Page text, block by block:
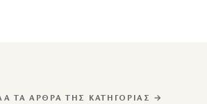
ΤΑ ΆΡΘΡΑ ΤΗΣ ΚΑΤΗΓΟΡΊΑΣ →